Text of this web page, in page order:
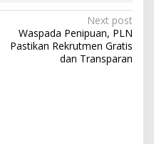
Next post
Waspada Penipuan, PLN
Pastikan Rekrutmen Gratis
dan Transparan